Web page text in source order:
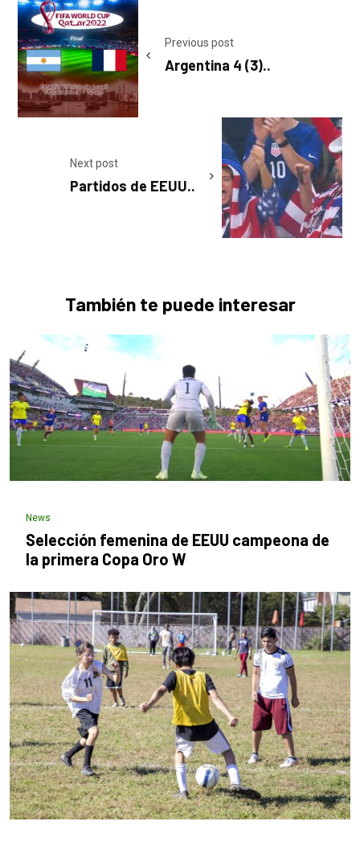
navigation
Previous post
Argentina 4 (3)..
Next post
Partidos de EEUU..
También te puede interesar
News
Selección femenina de EEUU campeona de
la primera Copa Oro W